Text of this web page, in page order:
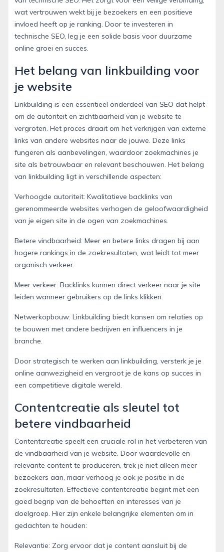
wat vertrouwen wekt bij je bezoekers en een positieve
invloed heeft op je ranking. Door te investeren in
technische SEO, leg je een solide basis voor duurzame
online groei en succes.
Het belang van linkbuilding voor
je website
Linkbuilding is een essentieel onderdeel van SEO dat helpt
om de autoriteit en zichtbaarheid van je website te
vergroten. Het proces draait om het verkrijgen van externe
links van andere websites naar de jouwe. Deze links
fungeren als aanbevelingen, waardoor zoekmachines je
site als betrouwbaar en relevant beschouwen. Het belang
van linkbuilding ligt in verschillende aspecten:
Verhoogde autoriteit: Kwalitatieve backlinks van
gerenommeerde websites verhogen de geloofwaardigheid
van je eigen site in de ogen van zoekmachines.
Betere vindbaarheid: Meer en betere links dragen bij aan
hogere rankings in de zoekresultaten, wat leidt tot meer
organisch verkeer.
Meer verkeer: Backlinks kunnen direct verkeer naar je site
leiden wanneer gebruikers op de links klikken.
Netwerkopbouw: Linkbuilding biedt kansen om relaties op
te bouwen met andere bedrijven en influencers in je
branche.
Door strategisch te werken aan linkbuilding, versterk je je
online aanwezigheid en vergroot je de kans op succes in
een competitieve digitale wereld.
Contentcreatie als sleutel tot
betere vindbaarheid
Contentcreatie speelt een cruciale rol in het verbeteren van
de vindbaarheid van je website. Door waardevolle en
relevante content te produceren, trek je niet alleen meer
bezoekers aan, maar verhoog je ook je positie in de
zoekresultaten. Effectieve contentcreatie begint met een
goed begrip van de behoeften en interesses van je
doelgroep. Hier zijn enkele belangrijke elementen om in
gedachten te houden:
Relevantie: Zorg ervoor dat je content aansluit bij de